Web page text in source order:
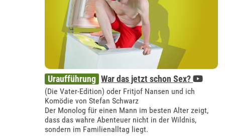
Uraufführung War das jetzt schon Sex?
(Die Vater-Edition) oder Fritjof Nansen und ich
Komödie von Stefan Schwarz
Der Monolog für einen Mann im besten Alter zeigt,
dass das wahre Abenteuer nicht in der Wildnis,
sondern im Familienalltag liegt.